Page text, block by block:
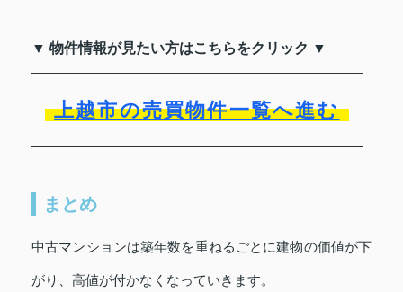
▼ 物件情報が見たい方はこちらをクリック ▼
上越市の売買物件一覧へ進む
まとめ
中古マンションは築年数を重ねるごとに建物の価値が下
がり、高値が付かなくなっていきます。